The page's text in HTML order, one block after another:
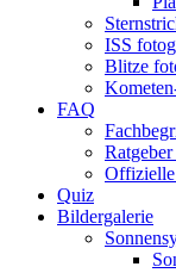
ISS
Blitze
FAQ
Quiz
Bildergalerie